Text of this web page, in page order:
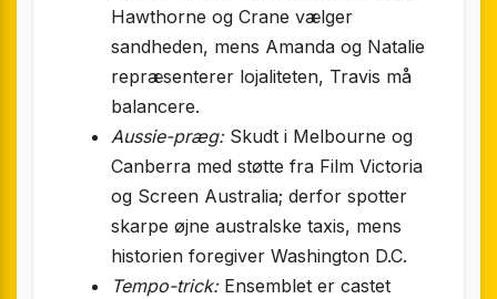
Hawthorne og Crane vælger
sandheden, mens Amanda og Natalie
repræsenterer lojaliteten, Travis må
balancere.
Aussie-præg:Skudt i Melbourne og
Canberra med støtte fra Film Victoria
og Screen Australia; derfor spotter
skarpe øjne australske taxis, mens
historien foregiver Washington D.C.
Tempo-trick:Ensemblet er castet